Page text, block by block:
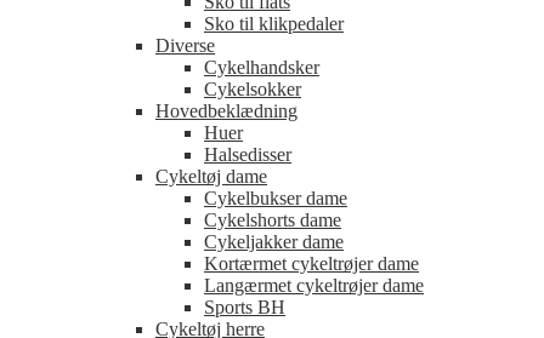
Sko til klikpedaler
Diverse
Cykelhandsker
Cykelsokker
Hovedbeklædning
Huer
Halsedisser
Cykeltøj dame
Cykelbukser dame
Cykelshorts dame
Cykeljakker dame
Kortærmet cykeltrøjer dame
Langærmet cykeltrøjer dame
Sports BH
Cykeltøj herre